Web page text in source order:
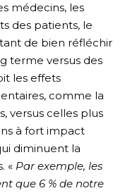
médecins, les
des patients, le
de bien réfléchir
terme versus des
les effets
comme la
versus celles plus
à fort impact
diminuent la
« Par exemple, les
que 6 % de notre